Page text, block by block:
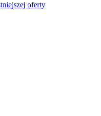
oferty